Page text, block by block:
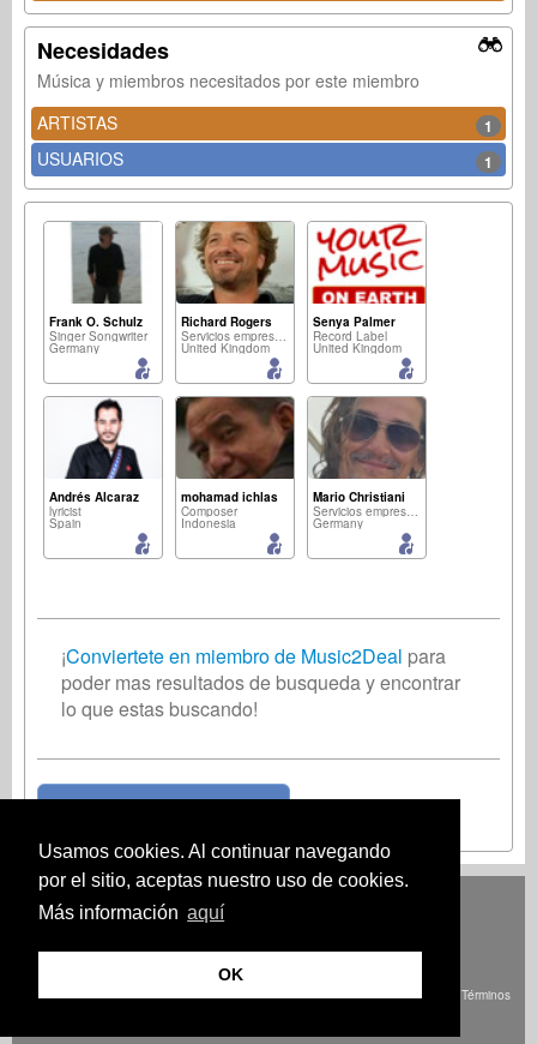
Usamos cookies. Al continuar navegando
por el sitio, aceptas nuestro uso de cookies.
Más información aquí
OK
Necesidades
Música y miembros necesitados por este miembro
ARTISTAS
1
USUARIOS 1
Frank O. Schulz
Singer Songwriter
Germany
Richard Rogers
Servicios empresariales
United Kingdom
Senya Palmer
Record Label
United Kingdom
Andrés Alcaraz
lyricist
Spain
mohamad ichlas
Composer
Indonesia
Mario Christiani
Servicios empresariales
Germany
¡Conviertete en miembro de Music2Deal para
poder mas resultados de busqueda y encontrar
lo que estas buscando!
¡Unete ahora gratis!
Português Türkçe 中文(简体) Magyar
© Derechos de autor Music2Deal 2026. Todos los derechos reservados.
Términos